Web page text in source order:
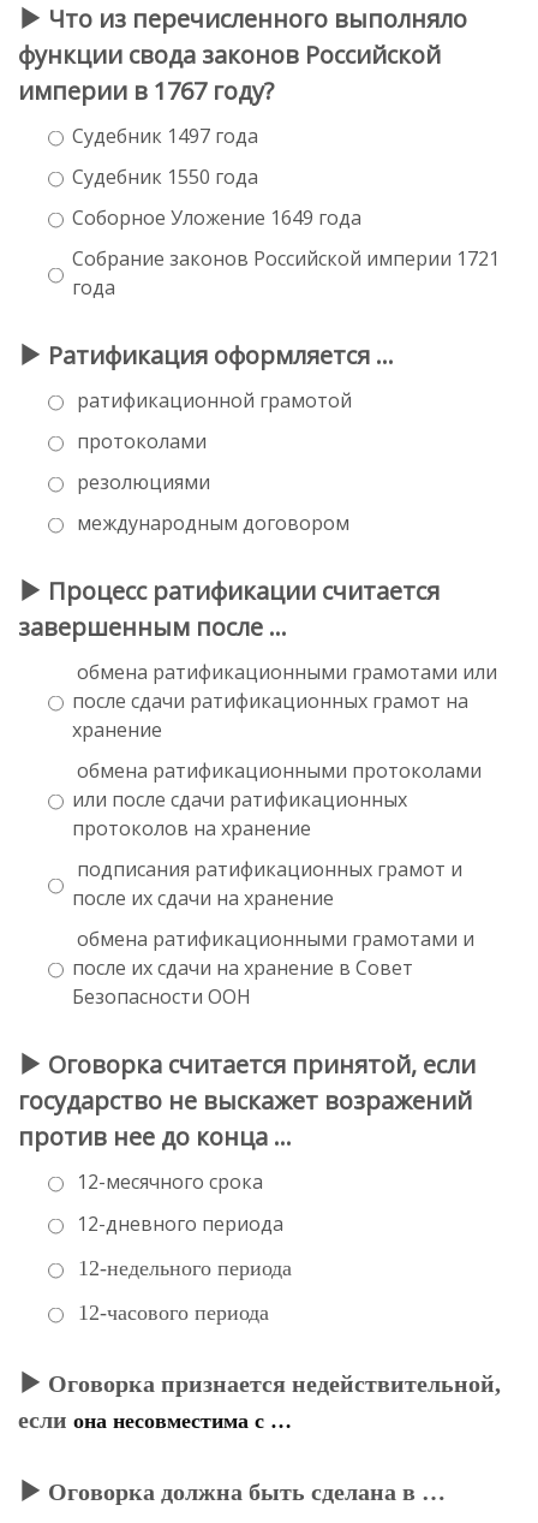
Что из перечисленного выполняло
функции свода законов Российской
империи в 1767 году?
Судебник 1497 года
Судебник 1550 года
Соборное Уложение 1649 года
Собрание законов Российской империи 1721
года
Ратификация оформляется …
ратификационной грамотой
протоколами
резолюциями
международным договором
Процесс ратификации считается
завершенным после …
обмена ратификационными грамотами или
после сдачи ратификационных грамот на
хранение
обмена ратификационными протоколами
или после сдачи ратификационных
протоколов на хранение
подписания ратификационных грамот и
после их сдачи на хранение
обмена ратификационными грамотами и
после их сдачи на хранение в Совет
Безопасности ООН
Оговорка считается принятой, если
государство не выскажет возражений
против нее до конца …
12-месячного срока
12-дневного периода
12-недельного периода
12-часового периода
Оговорка признается недействительной,
если она несовместима с …
Оговорка должна быть сделана в …